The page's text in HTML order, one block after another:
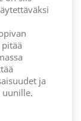
ja
uunille.